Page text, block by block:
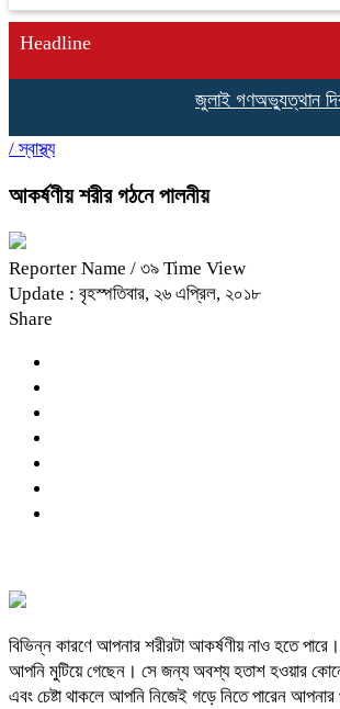
Headline
জুলাই গণঅভ্যুত্থান
/স্বাস্থ্য
আকর্ষণীয় শরীর গঠনে পালনীয়
Reporter Name / ৩৯ Time View
Update : বৃহস্পতিবার, ২৬ এপ্রিল, ২০১৮
Share
বিভিন্ন কারণে আপনার শরীরটা আকর্ষণীয় নাও হতে
আপনি মুটিয়ে গেছেন। সে জন্য অবশ্য হতাশ হওয়ার
এবং চেষ্টা থাকলে আপনি নিজেই গড়ে নিতে পারেন